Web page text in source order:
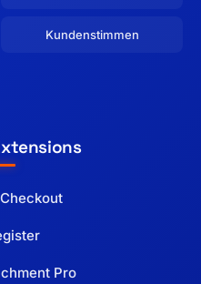
Kundenstimmen
Pro